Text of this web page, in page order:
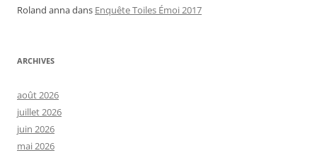
Roland annadans Enquête Toiles Émoi 2017
ARCHIVES
août 2026
juillet 2026
juin 2026
mai 2026